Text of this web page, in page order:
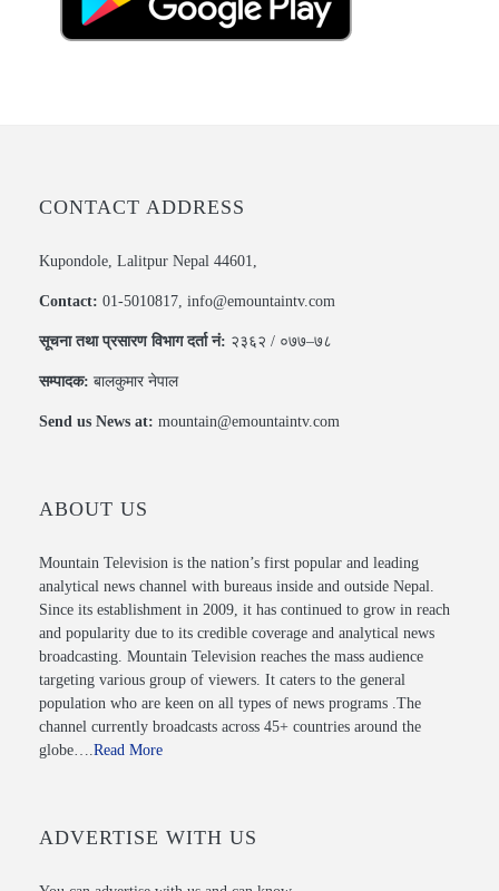
CONTACT ADDRESS
Kupondole, Lalitpur Nepal 44601,
Contact: 01-5010817, info@emountaintv.com
सूचना तथा प्रसारण विभाग दर्ता नं: २३६२ / ०७७–७८
सम्पादक: बालकुमार नेपाल
Send us News at: mountain@emountaintv.com
ABOUT US
Mountain Television is the nation’s first popular and leading
analytical news channel with bureaus inside and outside Nepal.
Since its establishment in 2009, it has continued to grow in reach
and popularity due to its credible coverage and analytical news
broadcasting. Mountain Television reaches the mass audience
targeting various group of viewers. It caters to the general
population who are keen on all types of news programs .The
channel currently broadcasts across 45+ countries around the
globe…. Read More
ADVERTISE WITH US